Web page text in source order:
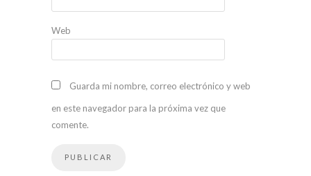
Web
Guarda mi nombre, correo electrónico y web
en este navegador para la próxima vez que
comente.